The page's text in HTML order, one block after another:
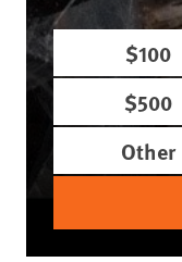
$100
$500
Other